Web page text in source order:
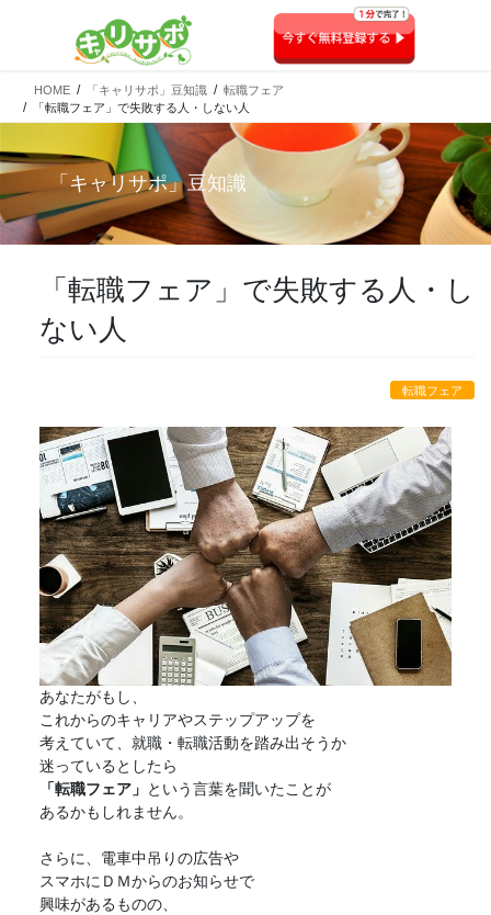
HOME 「キャリサポ」豆知識
転職フェア
「転職フェア」で失敗する人・しない人
「キャリサポ」豆知識
「転職フェア」で失敗する人・し
ない人
転職フェア
あなたがもし、
これからのキャリアやステップアップを
考えていて、就職・転職活動を踏み出そうか
迷っているとしたら
「転職フェア」 という言葉を聞いたことが
あるかもしれません。
さらに、電車中吊りの広告や
スマホにＤＭからのお知らせで
興味があるものの、